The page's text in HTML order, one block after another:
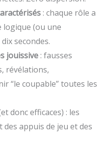
: chaque rôle a
logique (ou une
secondes.
jouissive : fausses
révélations,
“le coupable” toutes les
donc efficaces) : les
appuis de jeu et des